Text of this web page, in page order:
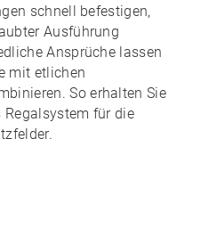
schnell befestigen,
Ausführung
Ansprüche lassen
mit etlichen
So erhalten Sie
für die